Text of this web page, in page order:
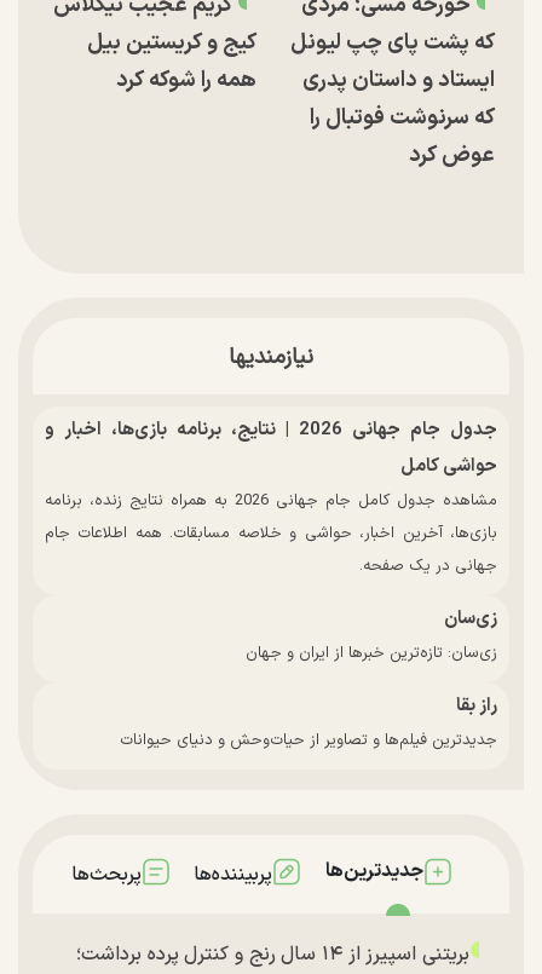
که پشت پای چپ لیونل
ایستاد و داستان پدری
که سرنوشت فوتبال را
عوض کرد
کیج و کریستین بیل
همه را شوکه کرد
نیازمندیها
جدول جام جهانی 2026 | نتایج، برنامه بازی‌ها، اخبار و
حواشی کامل
مشاهده جدول کامل جام جهانی 2026 به همراه نتایج زنده، برنامه
بازی‌ها، آخرین اخبار، حواشی و خلاصه مسابقات. همه اطلاعات جام
جهانی در یک صفحه.
زی‌سان
زی‌سان: تازه‌ترین خبرها از ایران و جهان
راز بقا
جدیدترین فیلم‌ها و تصاویر از حیات‌وحش و دنیای حیوانات
جدیدترین‌ها پربیننده‌ها پربحث‌ها
بریتنی اسپیرز از ۱۴ سال رنج و کنترل پرده برداشت؛